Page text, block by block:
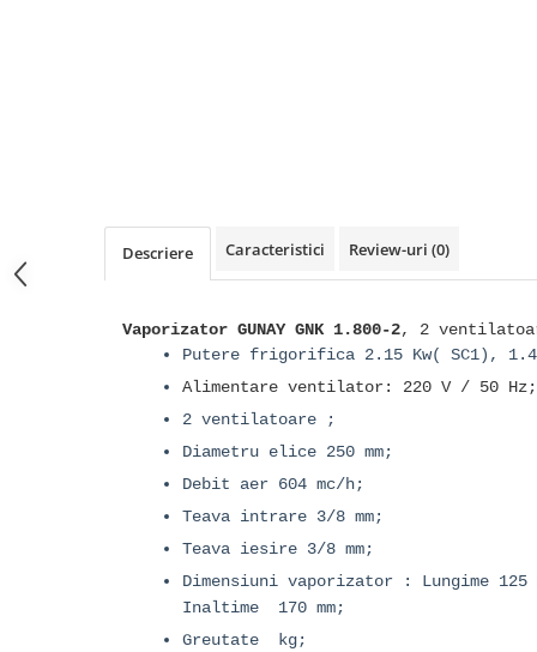
Descriere Caracteristici Review-uri (0)
Vaporizator GUNAY GNK 1.800-2, 2
Putere frigorifica 2.15 Kw( SC1), 1.44
Alimentare ventilator: 220 V / 50 Hz;
2 ventilatoare ;
Diametru elice 250 mm;
Debit aer 604 mc/h;
Teava intrare 3/8 mm;
Teava iesire 3/8 mm;
Dimensiuni vaporizator : Lungime 125
Inaltime 170 mm;
Greutate kg;